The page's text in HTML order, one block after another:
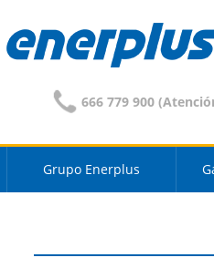
666 779 900
Grupo Enerplus